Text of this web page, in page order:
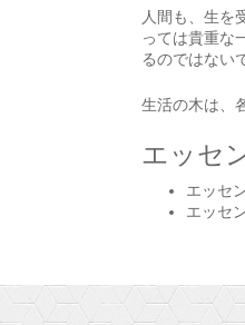
人間も、生を
っては貴重な
るのではない
生活の木は、
エッセ
エッセ
エッセ